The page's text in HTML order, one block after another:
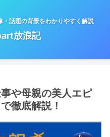
話題の背景をわかりやすく解説
放浪記
や母親の美人エピ
徹底解説！